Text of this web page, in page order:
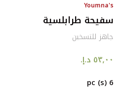
Youmna's
سفيحة طرابلسية
جاهز للتسخين
6 pc (s)